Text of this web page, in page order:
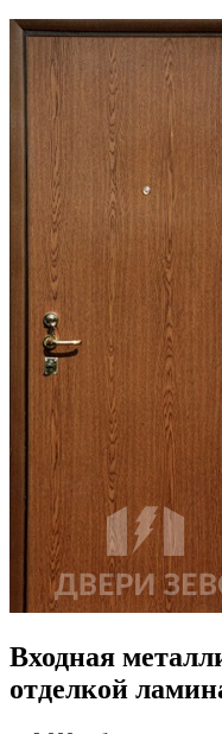
Входная
отделкой